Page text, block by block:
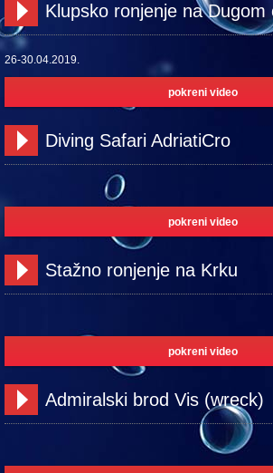
Klupsko ronjenje na Dugom
26-30.04.2019.
pokreni video
Diving Safari AdriatiCro
pokreni video
Stažno ronjenje na Krku
pokreni video
Admiralski brod Vis (wreck)